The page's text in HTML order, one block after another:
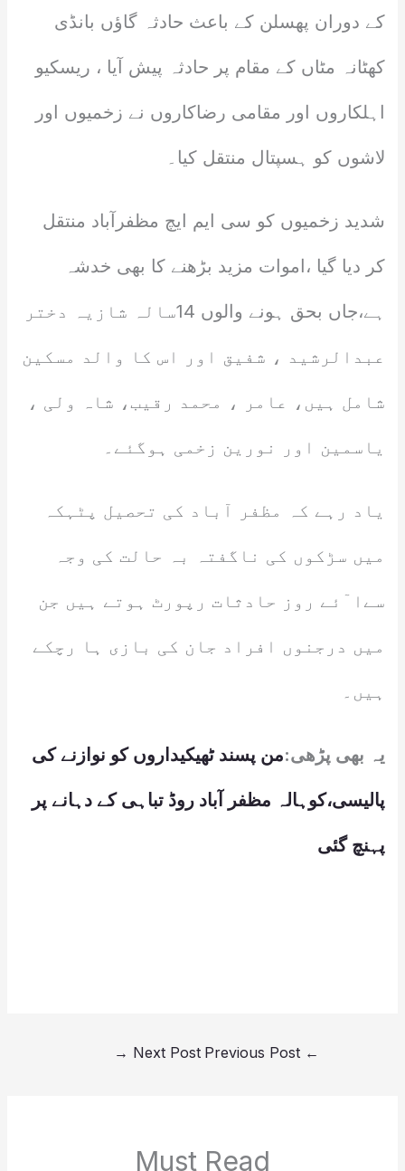
کے دوران پھسلن کے باعث حادثہ گاؤں بانڈی
کھٹانہ مٹاں کے مقام پر حادثہ پیش آیا ، ریسکیو
اہلکاروں اور مقامی رضاکاروں نے زخمیوں اور
لاشوں کو ہسپتال منتقل کیا۔
شدید زخمیوں کو سی ایم ایچ مظفرآباد منتقل
کر دیا گیا ،اموات مزید بڑھنے کا بھی خدشہ
ہے،جاں بحق ہونے والوں 14سالہ شازیہ دختر
عبدالرشید ، شفیق اور اس کا والد مسکین
شامل ہیں، عامر ، محمد رقیب، شاہ ولی ،
یاسمین اور نورین زخمی ہوگئے۔
یاد رہے کہ مظفر آباد کی تحصیل پٹہکہ
میں سڑکوں کی ناگفتہ بہ حالت کی وجہ
سےا ٓئے روز حادثات رپورٹ ہوتے ہیں جن
میں درجنوں افراد جان کی بازی ہا رچکے
ہیں۔
یہ بھی پڑھی:من پسند ٹھیکیداروں کو نوازنے کی
پالیسی،کوہالہ مظفر آباد روڈ تباہی کے دہانے پر
پہنچ گئی
←
Next Post
→
Must Read